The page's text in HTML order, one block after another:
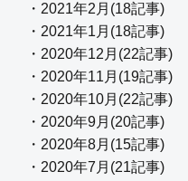
・2021年2月(18記事)
・2021年1月(18記事)
・2020年12月(22記事)
・2020年11月(19記事)
・2020年10月(22記事)
・2020年9月(20記事)
・2020年8月(15記事)
・2020年7月(21記事)